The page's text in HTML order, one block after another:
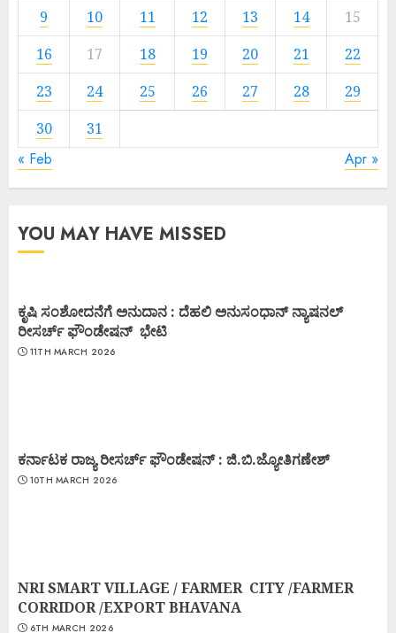
9
10 11 12 13 14
15
16
17 18 19 20 21
22
23
24 25 26 27 28
29
30
31
« Feb Apr »
YOU MAY HAVE MISSED
ಕೃಷಿ ಸಂಶೋದನೆಗೆ ಅನುದಾನ : ದೆಹಲಿ ಅನುಸಂಧಾನ್ ನ್ಯಾಷನಲ್
ರೀಸರ್ಚ್ ಫೌಂಡೇಷನ್ ಭೇಟಿ
11TH MARCH 2026
ಕರ್ನಾಟಕ ರಾಜ್ಯ ರೀಸರ್ಚ್ ಫೌಂಡೇಷನ್ : ಜಿ.ಬಿ.ಜ್ಯೋತಿಗಣೇಶ್
10TH MARCH 2026
NRI SMART VILLAGE / FARMER CITY /FARMER
CORRIDOR /EXPORT BHAVANA
6TH MARCH 2026